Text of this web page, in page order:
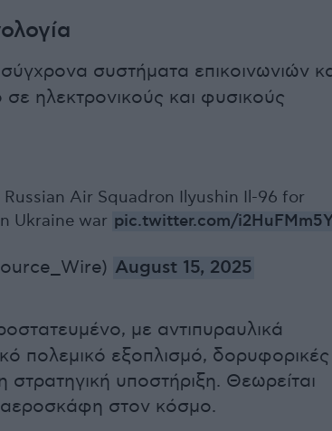
συστήματα επικοινωνιών
σε ηλεκτρονικούς και φυσικούς
Russian Air Squadron Ilyushin Il-96 for
Ukraine war pic.twitter.com/
August 15, 2025
με αντιπυραυλικά
πολεμικό εξοπλισμό, δορυφορικές
στρατηγική υποστήριξη. Θεωρείται
στον κόσμο.